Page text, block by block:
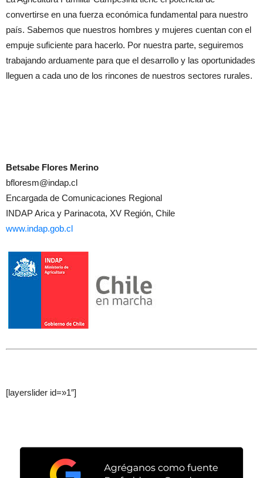
convertirse en una fuerza económica fundamental para nuestro
país. Sabemos que nuestros hombres y mujeres cuentan con el
empuje suficiente para hacerlo. Por nuestra parte, seguiremos
trabajando arduamente para que el desarrollo y las oportunidades
lleguen a cada uno de los rincones de nuestros sectores rurales.
Betsabe Flores Merino
bfloresm@indap.cl
Encargada de Comunicaciones Regional
INDAP Arica y Parinacota, XV Región, Chile
www.indap.gob.cl
[layerslider id=»1″]